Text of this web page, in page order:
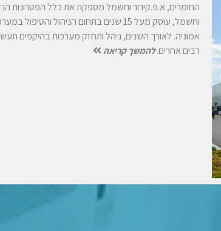
החומרים, א.פ.קירור וחשמל מספקת את כלל הפטרונות
וחשמל, עוסק מעל 15 שנים בתחום הניהול
אמוניה. לאורך השנים, ניהל ותחזק מערכות בהיקפים
רבים אחרים.להמשך קריאה